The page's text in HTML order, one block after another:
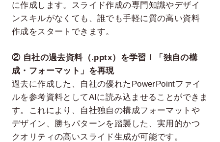
に作成します。スライド作成の専門知識やデザイ
ンスキルがなくても、誰でも手軽に質の高い資料
作成をスタートできます。
② 自社の過去資料（.pptx）を学習！「独自の構
成・フォーマット」を再現
過去に作成した、自社の優れたPowerPointファイ
ルを参考資料としてAIに読み込ませることができま
す。これにより、自社独自の構成フォーマットや
デザイン、勝ちパターンを踏襲した、実用的かつ
クオリティの高いスライド生成が可能です。